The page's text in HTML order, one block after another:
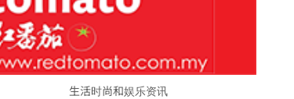
Couture
“See Her Heal – 1,000 Untold
生活时尚和娱乐资讯